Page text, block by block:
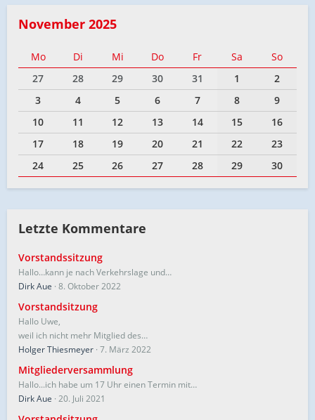
November 2025
Mo Di Mi Do Fr Sa
So
27
28 29 30 31 1
2
3
4 5 6 7 8
9
10
11 12 13 14 15
16
17
18 19 20 21 22
23
24
25 26 27 28 29 30
Letzte Kommentare
Vorstandssitzung
Hallo…kann je nach Verkehrslage und…
Dirk Aue 8. Oktober 2022
Vorstandsitzung
Hallo Uwe,
weil ich nicht mehr Mitglied des…
Holger Thiesmeyer 7. März 2022
Mitgliederversammlung
Hallo...ich habe um 17 Uhr einen Termin mit…
Dirk Aue 20. Juli 2021